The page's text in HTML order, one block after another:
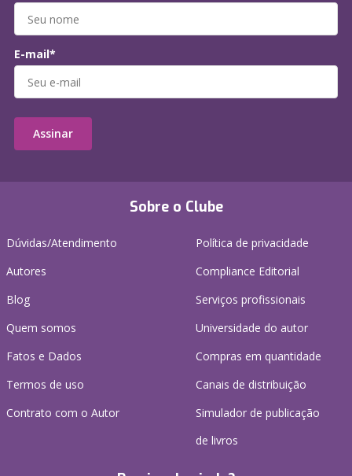
Sobre o Clube
Dúvidas/Atendimento
Autores
Blog
Quem somos
Fatos e Dados
Termos de uso
Contrato com o Autor
Política de privacidade
Compliance Editorial
Serviços profissionais
Universidade do autor
Compras em quantidade
Canais de distribuição
Simulador de publicação
de livros
E-mail*
Assinar